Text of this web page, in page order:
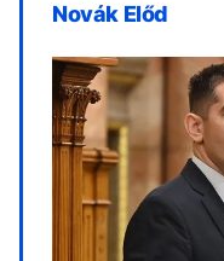
Novák Előd